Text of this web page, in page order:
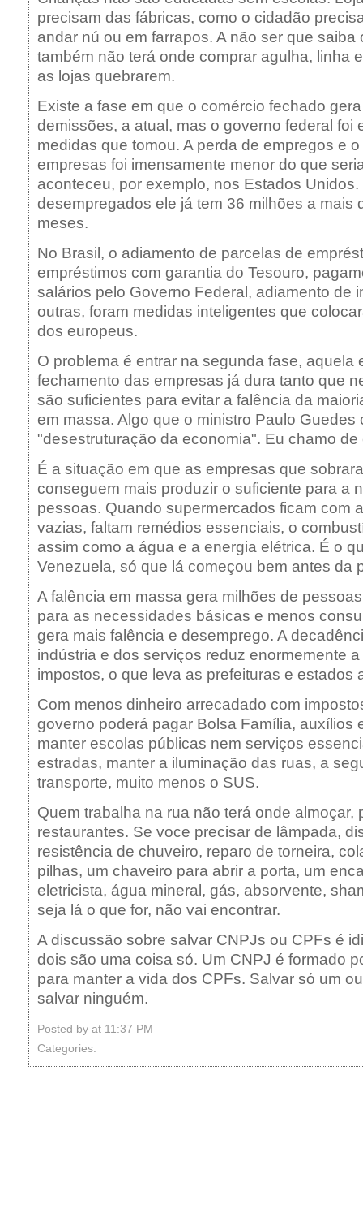
precisam das fábricas, como o cidadão
andar nú ou em farrapos. A não ser que saiba
também não terá onde comprar agulha, linha
as lojas quebrarem.
Existe a fase em que o comércio fechado
demissões, a atual, mas o governo federal foi
medidas que tomou. A perda de empregos e
empresas foi imensamente menor do que
aconteceu, por exemplo, nos Estados Unidos.
desempregados ele já tem 36 milhões a mais
meses.
No Brasil, o adiamento de parcelas de
empréstimos com garantia do Tesouro,
salários pelo Governo Federal, adiamento de
outras, foram medidas inteligentes que
dos europeus.
O problema é entrar na segunda fase, aquela
fechamento das empresas já dura tanto que
são suficientes para evitar a falência da
em massa. Algo que o ministro Paulo Guedes
"desestruturação da economia". Eu chamo de
É a situação em que as empresas que
conseguem mais produzir o suficiente para a
pessoas. Quando supermercados ficam com
vazias, faltam remédios essenciais, o
assim como a água e a energia elétrica. É o
Venezuela, só que lá começou bem antes da
A falência em massa gera milhões de
para as necessidades básicas e menos
gera mais falência e desemprego. A
indústria e dos serviços reduz enormemente
impostos, o que leva as prefeituras e estados
Com menos dinheiro arrecadado com
governo poderá pagar Bolsa Família, auxílios
manter escolas públicas nem serviços
estradas, manter a iluminação das ruas, a
transporte, muito menos o SUS.
Quem trabalha na rua não terá onde almoçar,
restaurantes. Se voce precisar de lâmpada,
resistência de chuveiro, reparo de torneira,
pilhas, um chaveiro para abrir a porta, um
eletricista, água mineral, gás, absorvente,
seja lá o que for, não vai encontrar.
A discussão sobre salvar CNPJs ou CPFs é
dois são uma coisa só. Um CNPJ é formado
para manter a vida dos CPFs. Salvar só um
salvar ninguém.
Posted by at 11:37 PM
Categories: